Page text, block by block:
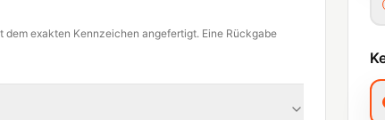
exakten Kennzeichen angefertigt. Eine Rückgabe